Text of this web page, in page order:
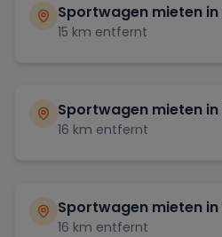
Sportwagen mieten in
15 km entfernt
Sportwagen mieten in
16 km entfernt
Sportwagen mieten in
16 km entfernt